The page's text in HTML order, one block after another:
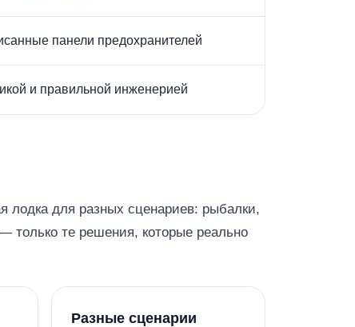
панели предохранителей
и правильной инженерией
лодка для разных сценариев: рыбалки,
только те решения, которые реально
Разные сценарии